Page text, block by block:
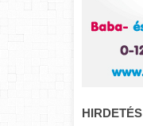
HIRDETÉS